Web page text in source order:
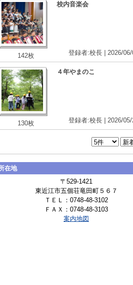
142枚
校内音楽会
登録者:校長 | 2026/06/
130枚
４年やまのこ
登録者:校長 | 2026/05/
在地
〒529-1421
東近江市五個荘竜田町５６７
ＴＥＬ：0748-48-3102
ＦＡＸ：0748-48-3103
案内地図